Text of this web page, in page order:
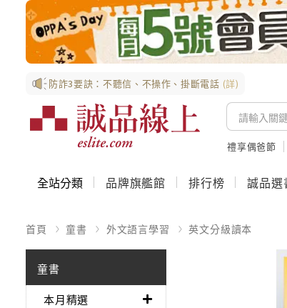
防詐3要訣：不聽信、不操作、掛斷電話 (詳)
禮享偶爸節
全站分類 品牌旗艦館 排行榜 誠品選
首頁 童書 外文語言學習 英文分級讀本
童書
本月精選